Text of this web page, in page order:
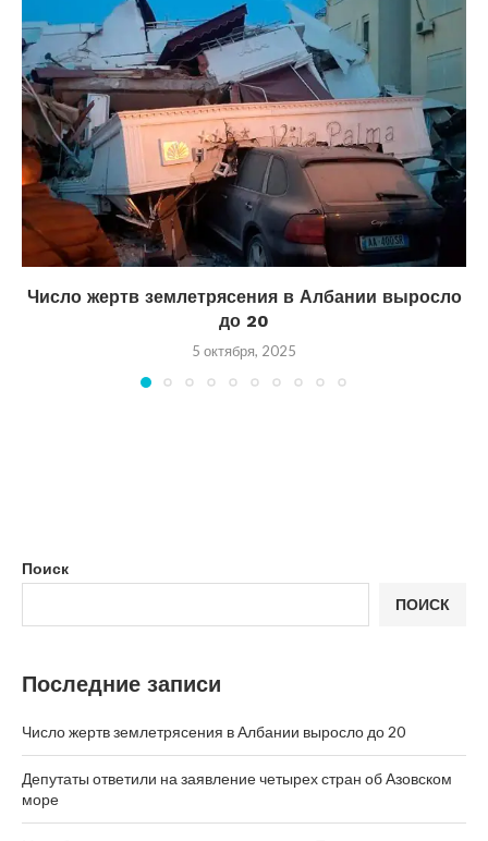
Число жертв землетрясения в Албании выросло
до 20
5 октября, 2025
Поиск
ПОИСК
Последние записи
Число жертв землетрясения в Албании выросло до 20
Депутаты ответили на заявление четырех стран об Азовском
море